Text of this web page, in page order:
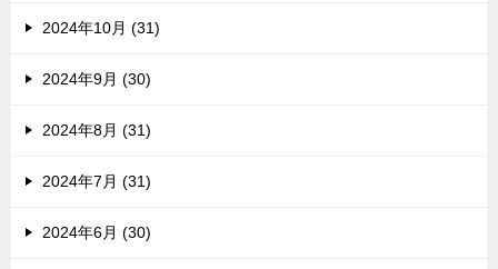
2024年10月 (31)
2024年9月 (30)
2024年8月 (31)
2024年7月 (31)
2024年6月 (30)